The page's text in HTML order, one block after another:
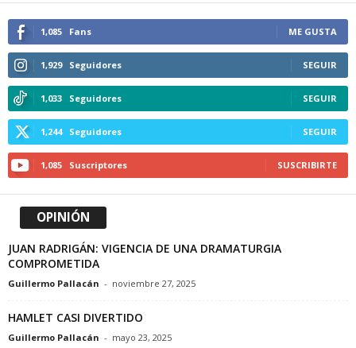
1,085 Fans ME GUSTA
1,929 Seguidores SEGUIR
1,033 Seguidores SEGUIR
1,244 Seguidores SEGUIR
1,085 Suscriptores SUSCRIBIRTE
OPINIÓN
JUAN RADRIGÁN: VIGENCIA DE UNA DRAMATURGIA
COMPROMETIDA
Guillermo Pallacán - noviembre 27, 2025
HAMLET CASI DIVERTIDO
Guillermo Pallacán - mayo 23, 2025